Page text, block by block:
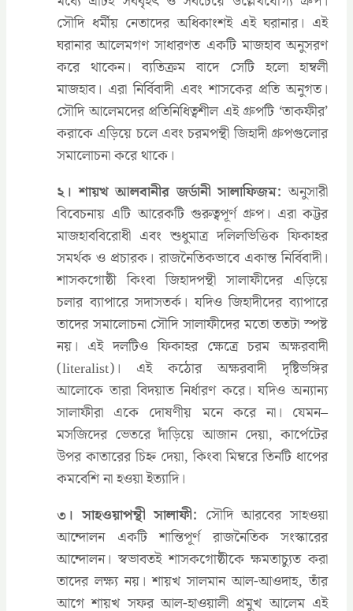
সৌদি ধর্মীয় নেতাদের অধিকাংশই এই ঘরানার। এই
ঘরানার আলেমগণ সাধারণত একটি মাজহাব অনুসরণ
করে থাকেন। ব্যতিক্রম বাদে সেটি হলো হাম্বলী
মাজহাব। এরা নির্বিবাদী এবং শাসকের প্রতি অনুগত।
সৌদি আলেমদের প্রতিনিধিত্বশীল এই গ্রুপটি ‘তাকফীর’
করাকে এড়িয়ে চলে এবং চরমপন্থী জিহাদী গ্রুপগুলোর
সমালোচনা করে থাকে।
২। শায়খ আলবানীর জর্ডানী সালাফিজম: অনুসারী
বিবেচনায় এটি আরেকটি গুরুত্বপূর্ণ গ্রুপ। এরা কট্টর
মাজহাববিরোধী এবং শুধুমাত্র দলিলভিত্তিক ফিকাহর
সমর্থক ও প্রচারক। রাজনৈতিকভাবে একান্ত নির্বিবাদী।
শাসকগোষ্ঠী কিংবা জিহাদপন্থী সালাফীদের এড়িয়ে
চলার ব্যাপারে সদাসতর্ক। যদিও জিহাদীদের ব্যাপারে
তাদের সমালোচনা সৌদি সালাফীদের মতো ততটা স্পষ্ট
নয়। এই দলটিও ফিকাহর ক্ষেত্রে চরম অক্ষরবাদী
(literalist)। এই কঠোর অক্ষরবাদী দৃষ্টিভঙ্গির
আলোকে তারা বিদয়াত নির্ধারণ করে। যদিও অন্যান্য
সালাফীরা একে দোষণীয় মনে করে না। যেমন–
মসজিদের ভেতরে দাঁড়িয়ে আজান দেয়া, কার্পেটের
উপর কাতারের চিহ্ন দেয়া, কিংবা মিম্বরে তিনটি ধাপের
কমবেশি না হওয়া ইত্যাদি।
৩। সাহওয়াপন্থী সালাফী: সৌদি আরবের সাহওয়া
আন্দোলন একটি শান্তিপূর্ণ রাজনৈতিক সংস্কারের
আন্দোলন। স্বভাবতই শাসকগোষ্ঠীকে ক্ষমতাচ্যুত করা
তাদের লক্ষ্য নয়। শায়খ সালমান আল-আওদাহ, তাঁর
আগে শায়খ সফর আল-হাওয়ালী প্রমুখ আলেম এই